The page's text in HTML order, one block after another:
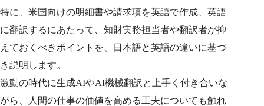
特に、米国向けの明細書や請求項を英語で作成、英語
に翻訳するにあたって、知財実務担当者や翻訳者が抑
えておくべきポイントを、日本語と英語の違いに基づ
き説明します。
激動の時代に生成AIやAI機械翻訳と上手く付き合いな
がら、人間の仕事の価値を高める工夫についても触れ